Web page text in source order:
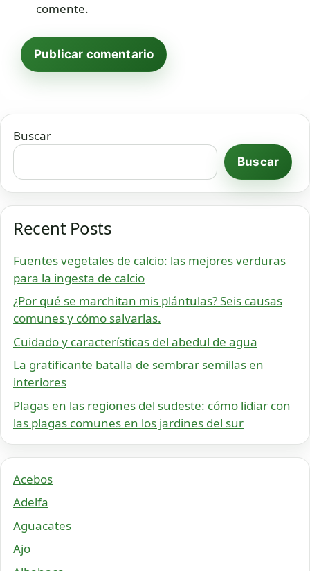
comente.
Buscar
Buscar
Recent Posts
Fuentes vegetales de calcio: las mejores verduras
para la ingesta de calcio
¿Por qué se marchitan mis plántulas? Seis causas
comunes y cómo salvarlas.
Cuidado y características del abedul de agua
La gratificante batalla de sembrar semillas en
interiores
Plagas en las regiones del sudeste: cómo lidiar con
las plagas comunes en los jardines del sur
Acebos
Adelfa
Aguacates
Ajo